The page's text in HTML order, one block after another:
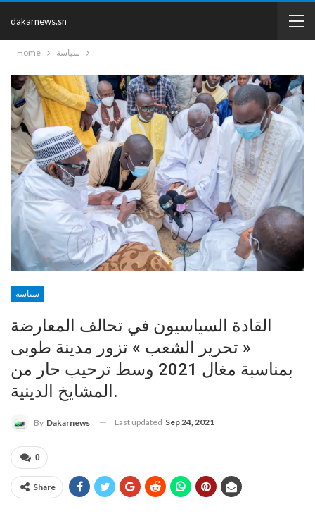
dakarnews.sn
Home سياسة
سياسة
القادة السياسيون في تحالف المعارضة
« تحرير الشعب » تزور مدينة طوبى
بمناسبة مغال 2021 وسط ترحيب حار من
المشايخ الدينية.
By Dakarnews Last updated Sep 24, 2021
0
Share